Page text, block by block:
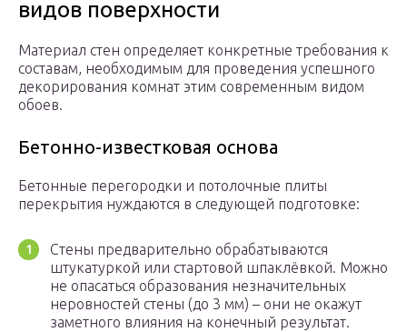
видов поверхности
Материал стен определяет конкретные требования к
составам, необходимым для проведения успешного
декорирования комнат этим современным видом
обоев.
Бетонно-известковая основа
Бетонные перегородки и потолочные плиты
перекрытия нуждаются в следующей подготовке:
Стены предварительно обрабатываются
штукатуркой или стартовой шпаклёвкой. Можно
не опасаться образования незначительных
неровностей стены (до 3 мм) – они не окажут
заметного влияния на конечный результат.